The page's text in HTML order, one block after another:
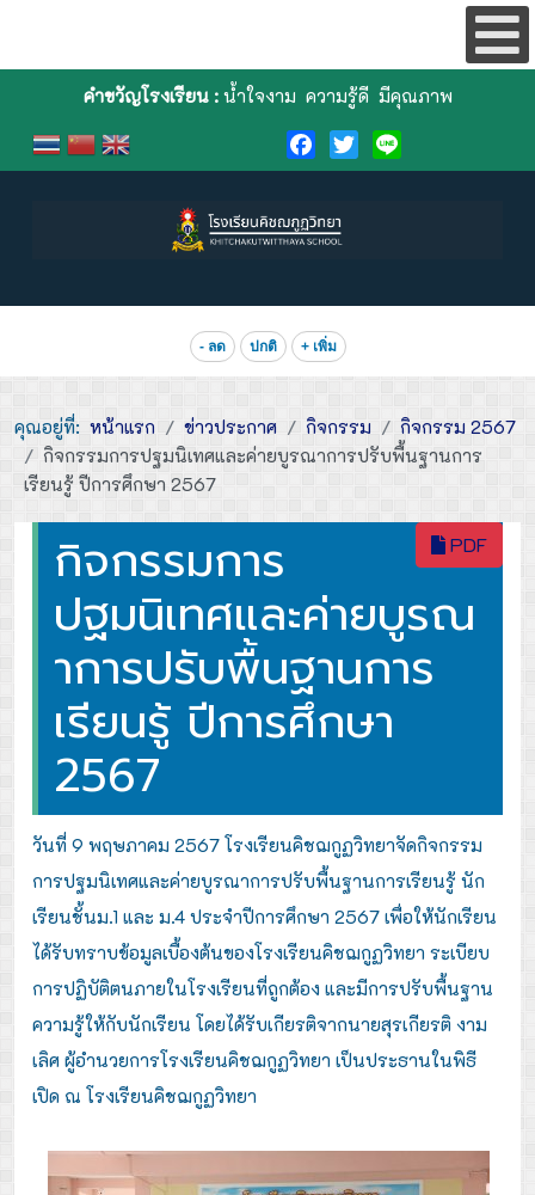
คำขวัญโรงเรียน :น้ำใจงาม ความรู้ดี มีคุณภาพ
Facebook
TwitterLine
- ลด ปกติ + เพิ่ม
คุณอยู่ที่: หน้าแรก ข่าวประกาศ กิจกรรม
กิจกรรม 2567
กิจกรรมการปฐมนิเทศและค่ายบูรณาการปรับพื้นฐานการ
เรียนรู้ ปีการศึกษา 2567
PDF
กิจกรรมการ
ปฐมนิเทศและค่ายบูรณ
าการปรับพื้นฐานการ
เรียนรู้ ปีการศึกษา
2567
วันที่ 9 พฤษภาคม 2567 โรงเรียนคิชฌกูฏวิทยาจัดกิจกรรม
การปฐมนิเทศและค่ายบูรณาการปรับพื้นฐานการเรียนรู้ นัก
เรียนชั้นม.1 และ ม.4 ประจำปีการศึกษา 2567 เพื่อให้นักเรียน
ได้รับทราบข้อมูลเบื้องต้นของโรงเรียนคิชฌกูฏวิทยา ระเบียบ
การปฏิบัติตนภายในโรงเรียนที่ถูกต้อง และมีการปรับพื้นฐาน
ความรู้ให้กับนักเรียน โดยได้รับเกียรติจากนายสุรเกียรติ งาม
เลิศ ผู้อำนวยการโรงเรียนคิชฌกูฏวิทยา เป็นประธานในพิธี
เปิด ณ โรงเรียนคิชฌกูฏวิทยา